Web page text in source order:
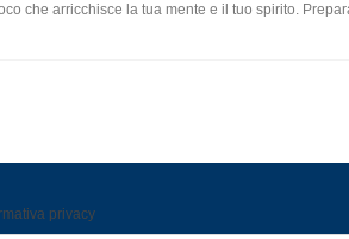
che arricchisce la tua mente e il tuo spirito.
privacy